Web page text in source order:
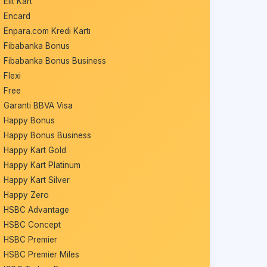
Encard
Enpara.com Kredi Kartı
Fibabanka Bonus
Fibabanka Bonus Business
Flexi
Free
Garanti BBVA Visa
Happy Bonus
Happy Bonus Business
Happy Kart Gold
Happy Kart Platinum
Happy Kart Silver
Happy Zero
HSBC Advantage
HSBC Concept
HSBC Premier
HSBC Premier Miles